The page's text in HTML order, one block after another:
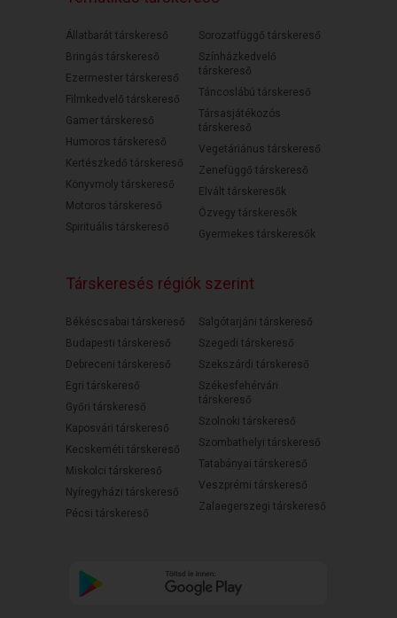
Állatbarát társkereső
Bringás társkereső
Ezermester társkereső
Filmkedvelő társkereső
Gamer társkereső
Humoros társkereső
Kertészkedő társkereső
Könyvmoly társkereső
Motoros társkereső
Spirituális társkereső
Sorozatfüggő társkereső
Színházkedvelő
társkereső
Táncoslábú társkereső
Társasjátékozós
társkereső
Vegetáriánus társkereső
Zenefüggő társkereső
Elvált társkeresők
Özvegy társkeresők
Gyermekes társkeresők
Társkeresés régiók szerint
Békéscsabai társkereső
Budapesti társkereső
Debreceni társkereső
Egri társkereső
Győri társkereső
Kaposvári társkereső
Kecskeméti társkereső
Miskolci társkereső
Nyíregyházi társkereső
Pécsi társkereső
Salgótarjáni társkereső
Szegedi társkereső
Szekszárdi társkereső
Székesfehérvári
társkereső
Szolnoki társkereső
Szombathelyi társkereső
Tatabányai társkereső
Veszprémi társkereső
Zalaegerszegi társkereső